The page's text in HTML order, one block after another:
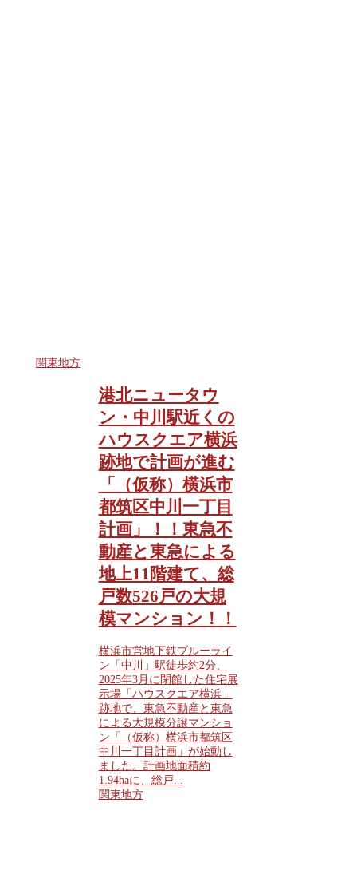
関東地方
港北ニュータウ
ン・中川駅近くの
ハウスクエア横浜
跡地で計画が進む
「（仮称）横浜市
都筑区中川一丁目
計画」！！東急不
動産と東急による
地上11階建て、総
戸数526戸の大規
模マンション！！
横浜市営地下鉄ブルーライ
ン「中川」駅徒歩約2分、
2025年3月に閉館した住宅展
示場「ハウスクエア横浜」
跡地で、東急不動産と東急
による大規模分譲マンショ
ン「（仮称）横浜市都筑区
中川一丁目計画」が始動し
ました。計画地面積約
1.94haに、総戸...
関東地方